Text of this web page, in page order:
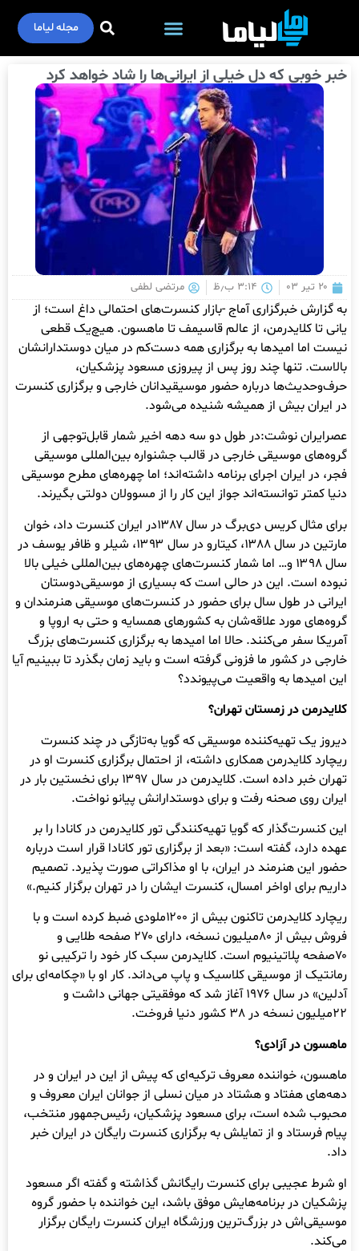
مجله لیاما
خبر خوبی که دل خیلی از ایرانی‌ها را شاد خواهد کرد
۲۰ تیر ۰۳ ۳:۱۴ ب٫ظ مرتضی لطفی
به گزارش خبرگزاری آماج -بازار کنسرت‌های احتمالی داغ است؛ از
یانی تا کلایدرمن، از عالم قاسیمف تا ماهسون. هیچ‌یک قطعی
نیست اما امیدها به برگزاری همه دست‌کم در میان دوستدارانشان
بالاست. تنها چند روز پس از پیروزی مسعود پزشکیان،
حرف‌وحدیث‌ها درباره حضور موسیقیدانان خارجی و برگزاری کنسرت
در ایران بیش از همیشه شنیده می‌شود.
عصرایران نوشت:در طول دو سه دهه اخیر شمار قابل‌توجهی از
گروه‌های موسیقی خارجی در قالب جشنواره بین‌المللی موسیقی
فجر، در ایران اجرای برنامه داشته‌اند؛ اما چهره‌های مطرح موسیقی
دنیا کمتر توانسته‌اند جواز این کار را از مسوولان دولتی بگیرند.
برای مثال کریس دی‌برگ در سال ۱۳۸۷در ایران کنسرت داد، خوان
مارتین در سال ۱۳۸۸، کیتارو در سال ۱۳۹۳،‌ شیلر و ظافر یوسف در
سال ۱۳۹۸ و… اما شمار کنسرت‌های‌ چهره‌های بین‌المللی خیلی بالا
نبوده است. این در حالی است که بسیاری از موسیقی‌دوستان
ایرانی در طول سال برای حضور در کنسرت‌های موسیقی هنرمندان و
گروه‌های مورد علاقه‌شان به کشورهای همسایه و حتی به اروپا و
آمریکا سفر می‌کنند. حالا اما امیدها به برگزاری کنسرت‌های بزرگ
خارجی در کشور ما فزونی گرفته است و باید زمان بگذرد تا ببینیم آیا
این امیدها به واقعیت می‌پیوندد؟
کلایدرمن در زمستان تهران؟
دیروز یک تهیه‌کننده موسیقی که گویا به‌تازگی در چند کنسرت
ریچارد کلایدرمن همکاری داشته، از احتمال برگزاری کنسرت او در
تهران خبر داده است. کلایدرمن در سال ۱۳۹۷ برای نخستین بار در
ایران روی صحنه رفت و برای دوستدارانش پیانو نواخت.
این کنسرت‌گذار که گویا تهیه‌کنندگی تور کلایدرمن در کانادا را بر
عهده دارد، گفته است: «بعد از برگزاری تور کانادا قرار است درباره
حضور این هنرمند در ایران، با او مذاکراتی صورت پذیرد. تصمیم
داریم برای اواخر امسال، کنسرت ایشان را در تهران برگزار کنیم.»
ریچارد کلایدرمن تاکنون بیش از ۱۲۰۰ملودی ضبط کرده‌ است و با
فروش بیش از ۸۰میلیون نسخه، دارای ۲۷۰ صفحه طلایی و
۷۰صفحه پلاتینیوم است. کلایدرمن سبک کار خود را ترکیبی نو
رمانتیک از موسیقی کلاسیک و پاپ می‌داند. کار او با «چکامه‌ای برای
آدلین» در سال ١٩٧٦ آغاز شد که موفقیتی جهانی داشت و
٢٢میلیون نسخه در ٣٨ کشور دنیا فروخت.
ماهسون در آزادی؟
ماهسون، خواننده معروف ترکیه‌ای که پیش از این در ایران و در
دهه‌های هفتاد و هشتاد در میان نسلی از جوانان ایران معروف و
محبوب شده است، برای مسعود پزشکیان، رئیس‌جمهور منتخب،
پیام فرستاد و از تمایلش به برگزاری کنسرت رایگان در ایران خبر
داد.
او شرط عجیبی برای کنسرت رایگانش گذاشته و گفته اگر مسعود
پزشکیان در برنامه‌هایش موفق باشد،‌ این خواننده با حضور گروه
موسیقی‌اش در بزرگ‌ترین ورزشگاه ایران کنسرت رایگان برگزار
می‌کند.